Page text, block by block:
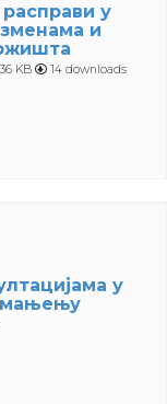
расправи у
и
36 KB 14 downloads
у